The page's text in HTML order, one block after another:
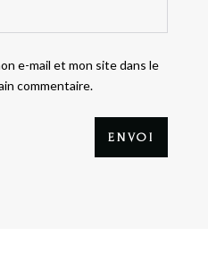
e-mail et mon site dans le
commentaire.
ENVOI